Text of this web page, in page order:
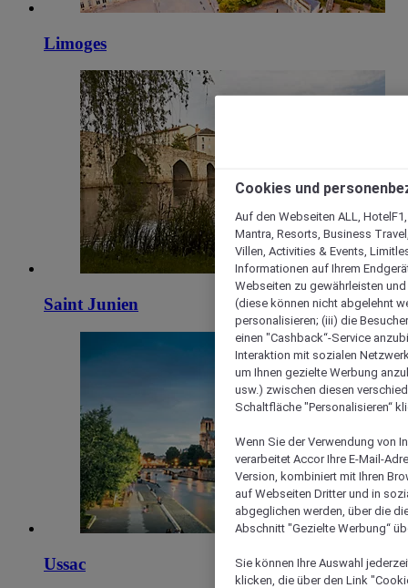
Limoges
Saint Junien
Ussac
Cookies und
Auf den Webseiten ALL,
Mantra, Resorts, Business
Villen, Activities & Events,
Informationen auf Ihrem
Webseiten zu gewährleisten
(diese können nicht abgelehnt
personalisieren; (iii) die
einen "Cashback“-Service
Interaktion mit sozialen
um Ihnen gezielte Werbung
usw.) zwischen diesen
Schaltfläche "Personalisieren“
Wenn Sie der Verwendung von
verarbeitet Accor Ihre E-Mail-
Version, kombiniert mit Ihren
auf Webseiten Dritter und in
abgeglichen werden, über die
Abschnitt "Gezielte Werbung“
Sie können Ihre Auswahl
klicken, die über den Link